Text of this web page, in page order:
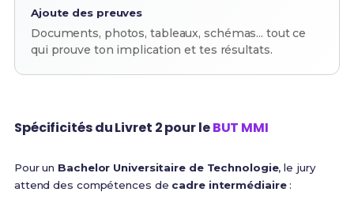
Ajoute des preuves
Documents, photos, tableaux, schémas... tout ce
qui prouve ton implication et tes résultats.
Spécificités du Livret 2 pour leBUT MMI
Pour un Bachelor Universitaire de Technologie, le jury
attend des compétences de cadre intermédiaire: